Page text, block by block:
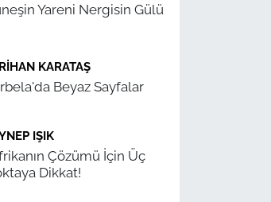
Yareni Nergisin Gülü
KARATAŞ
Beyaz Sayfalar
IŞIK
Çözümü İçin Üç
Dikkat!